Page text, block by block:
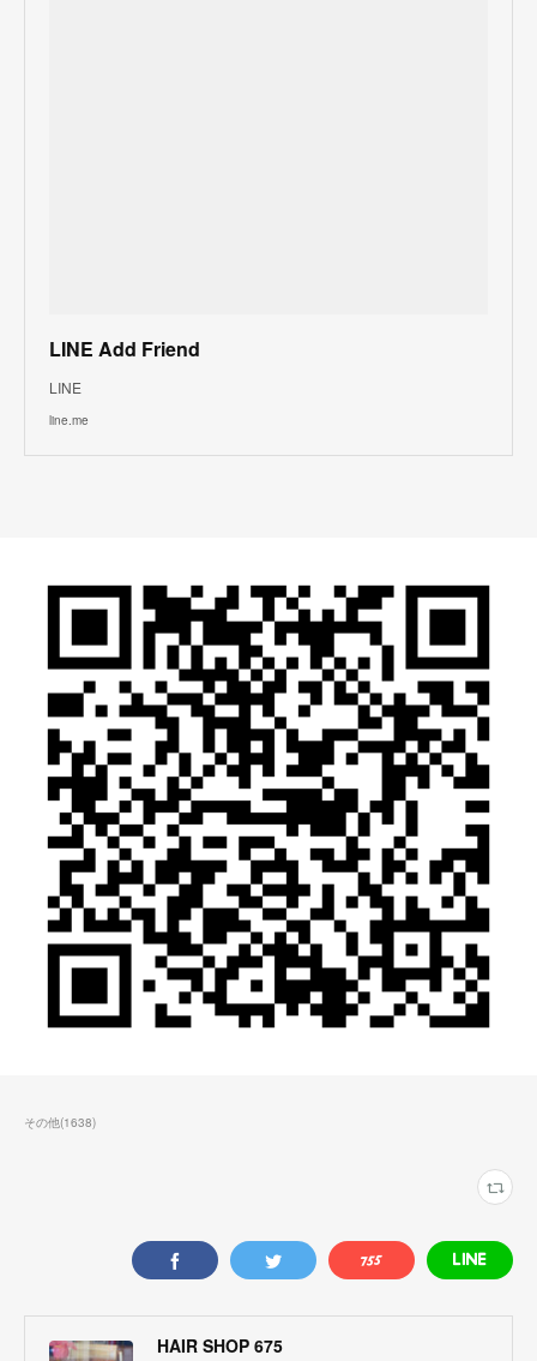
LINE Add Friend
LINE
line.me
その他(1638)
HAIR SHOP 675